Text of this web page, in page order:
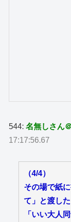
544:名無しさん
17:17:56.67
（4/4）
その場で紙
て」と渡した
「いい大人